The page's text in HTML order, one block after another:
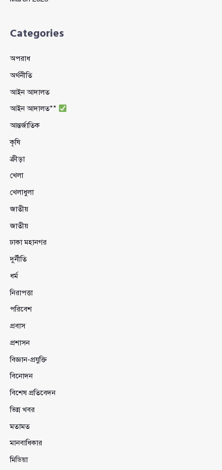
Categories
অপরাধ
অর্থনীতি
আইন আদালত
আইন আদালত**
আন্তর্জাতিক
কৃষি
ক্রীড়া
খেলা
খেলাধুলা
জাতীয়
জাতীয়
ঢাকা মহানগর
দুর্নীতি
ধর্ম
নিরাপত্তা
পরিবেশ
প্রবাস
প্রশাসন
বিজ্ঞান-প্রযুক্তি
বিনোদন
বিশেষ প্রতিবেদন
ভিন্ন খবর
মতামত
মানবাধিকার
মিডিয়া